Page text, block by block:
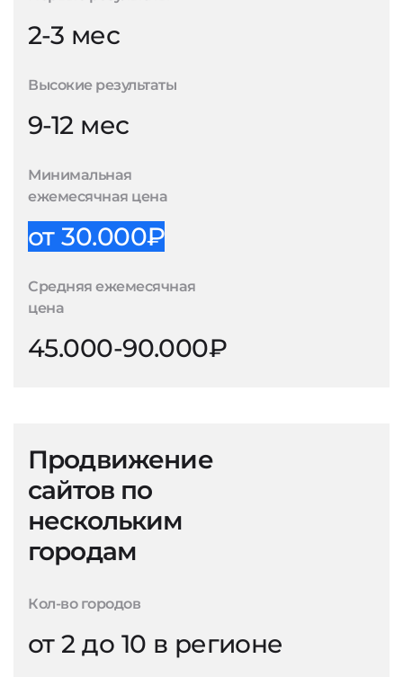
2-3 мес
Высокие результаты
9-12 мес
Минимальная
ежемесячная цена
от 30.000₽
Средняя ежемесячная
цена
45.000-90.000₽
Продвижение
сайтов по
нескольким
городам
Кол-во городов
от 2 до 10 в регионе